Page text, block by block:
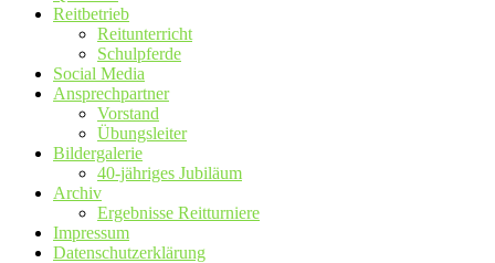
Reitbetrieb
Reitunterricht
Schulpferde
Social Media
Ansprechpartner
Vorstand
Übungsleiter
Bildergalerie
40-jähriges Jubiläum
Archiv
Ergebnisse Reitturniere
Impressum
Datenschutz­erklärung